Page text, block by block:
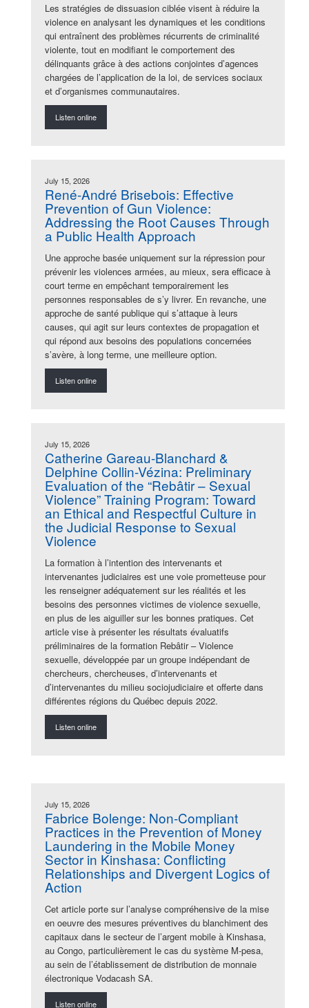
Les stratégies de dissuasion ciblée visent à réduire la
violence en analysant les dynamiques et les conditions
qui entraînent des problèmes récurrents de criminalité
violente, tout en modifiant le comportement des
délinquants grâce à des actions conjointes d’agences
chargées de l’application de la loi, de services sociaux
et d’organismes communautaires.
Listen online
July 15, 2026
René-André Brisebois: Effective
Prevention of Gun Violence:
Addressing the Root Causes Through
a Public Health Approach
Une approche basée uniquement sur la répression pour
prévenir les violences armées, au mieux, sera efficace à
court terme en empêchant temporairement les
personnes responsables de s’y livrer. En revanche, une
approche de santé publique qui s’attaque à leurs
causes, qui agit sur leurs contextes de propagation et
qui répond aux besoins des populations concernées
s’avère, à long terme, une meilleure option.
Listen online
July 15, 2026
Catherine Gareau-Blanchard &
Delphine Collin-Vézina: Preliminary
Evaluation of the “Rebâtir – Sexual
Violence” Training Program: Toward
an Ethical and Respectful Culture in
the Judicial Response to Sexual
Violence
La formation à l’intention des intervenants et
intervenantes judiciaires est une voie prometteuse pour
les renseigner adéquatement sur les réalités et les
besoins des personnes victimes de violence sexuelle,
en plus de les aiguiller sur les bonnes pratiques. Cet
article vise à présenter les résultats évaluatifs
préliminaires de la formation Rebâtir – Violence
sexuelle, développée par un groupe indépendant de
chercheurs, chercheuses, d’intervenants et
d’intervenantes du milieu sociojudiciaire et offerte dans
différentes régions du Québec depuis 2022.
Listen online
July 15, 2026
Fabrice Bolenge: Non-Compliant
Practices in the Prevention of Money
Laundering in the Mobile Money
Sector in Kinshasa: Conflicting
Relationships and Divergent Logics of
Action
Cet article porte sur l’analyse compréhensive de la mise
en oeuvre des mesures préventives du blanchiment des
capitaux dans le secteur de l’argent mobile à Kinshasa,
au Congo, particulièrement le cas du système M-pesa,
au sein de l’établissement de distribution de monnaie
électronique Vodacash SA.
Listen online